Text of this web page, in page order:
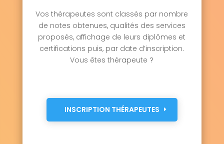
Vos thérapeutes sont classés par nombre
de notes obtenues, qualités des services
proposés, affichage de leurs diplômes et
certifications puis, par date d’inscription.
Vous êtes thérapeute ?
INSCRIPTION THÉRAPEUTES